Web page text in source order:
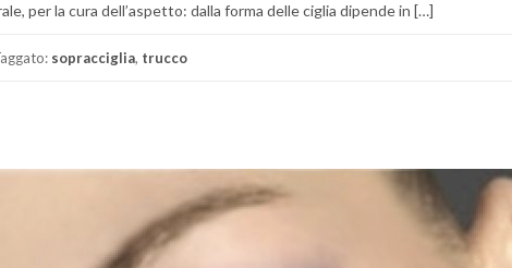
per la cura dell’aspetto: dalla forma delle ciglia dipende in […]
sopracciglia, trucco